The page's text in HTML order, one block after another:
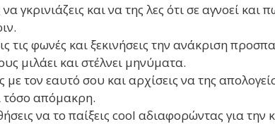
γκρινιάζεις και να της λες ότι σε αγνοεί
τις φωνές και ξεκινήσεις την ανάκριση
μιλάει και στέλνει μηνύματα.
με τον εαυτό σου και αρχίσεις να της
τόσο απόμακρη.
να το παίξεις cool αδιαφορώντας για την